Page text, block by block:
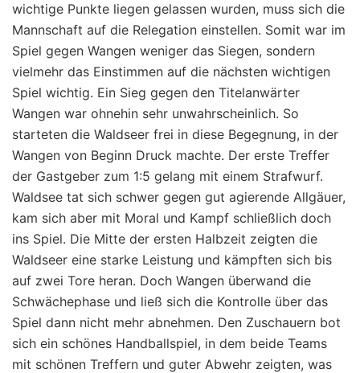
wichtige Punkte liegen gelassen wurden, muss sich die
Mannschaft auf die Relegation einstellen. Somit war im
Spiel gegen Wangen weniger das Siegen, sondern
vielmehr das Einstimmen auf die nächsten wichtigen
Spiel wichtig. Ein Sieg gegen den Titelanwärter
Wangen war ohnehin sehr unwahrscheinlich. So
starteten die Waldseer frei in diese Begegnung, in der
Wangen von Beginn Druck machte. Der erste Treffer
der Gastgeber zum 1:5 gelang mit einem Strafwurf.
Waldsee tat sich schwer gegen gut agierende Allgäuer,
kam sich aber mit Moral und Kampf schließlich doch
ins Spiel. Die Mitte der ersten Halbzeit zeigten die
Waldseer eine starke Leistung und kämpften sich bis
auf zwei Tore heran. Doch Wangen überwand die
Schwächephase und ließ sich die Kontrolle über das
Spiel dann nicht mehr abnehmen. Den Zuschauern bot
sich ein schönes Handballspiel, in dem beide Teams
mit schönen Treffern und guter Abwehr zeigten, was